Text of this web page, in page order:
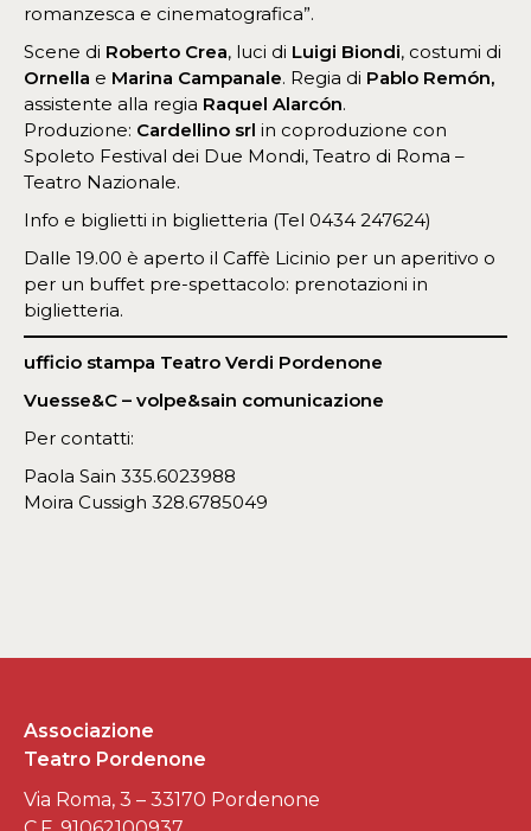
romanzesca e cinematografica”.
Scene di Roberto Crea, luci di Luigi Biondi, costumi di
Ornella e Marina Campanale. Regia di Pablo Remón,
assistente alla regia Raquel Alarcón.
Produzione: Cardellino srl in coproduzione con
Spoleto Festival dei Due Mondi, Teatro di Roma –
Teatro Nazionale.
Info e biglietti in biglietteria (Tel 0434 247624)
Dalle 19.00 è aperto il Caffè Licinio per un aperitivo o
per un buffet pre-spettacolo: prenotazioni in
biglietteria.
ufficio stampa Teatro Verdi Pordenone
Vuesse&C – volpe&sain comunicazione
Per contatti:
Paola Sain 335.6023988
Moira Cussigh 328.6785049
Associazione
Teatro Pordenone
Via Roma, 3 – 33170 Pordenone